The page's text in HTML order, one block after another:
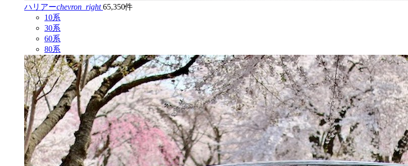
ハリアーchevron_right 65,350件
10系
30系
60系
80系